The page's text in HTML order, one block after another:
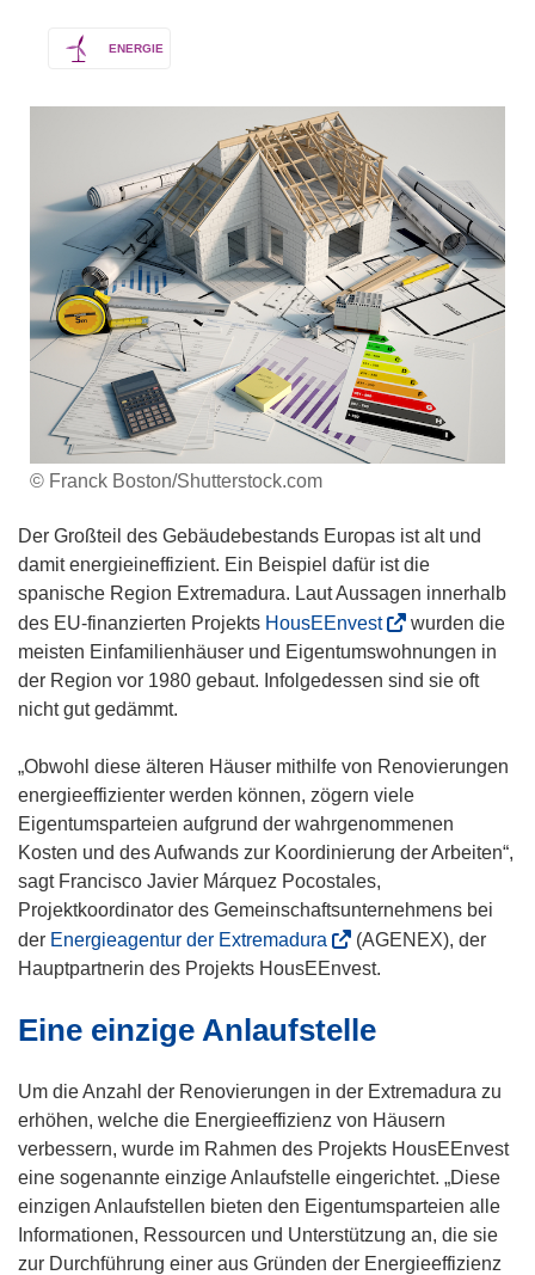
ENERGIE
© Franck Boston/Shutterstock.com
Der Großteil des Gebäudebestands Europas ist alt und
damit energieineffizient. Ein Beispiel dafür ist die
spanische Region Extremadura. Laut Aussagen innerhalb
des EU-finanzierten Projekts HousEEnvest(
ö
f
e
t
i
n
e
u
s
e
wurden die
meisten Einfamilienhäuser und Eigentumswohnungen in
der Region vor 1980 gebaut. Infolgedessen sind sie oft
nicht gut gedämmt.
„Obwohl diese älteren Häuser mithilfe von Renovierungen
energieeffizienter werden können, zögern viele
Eigentumsparteien aufgrund der wahrgenommenen
Kosten und des Aufwands zur Koordinierung der Arbeiten“,
sagt Francisco Javier Márquez Pocostales,
Projektkoordinator des Gemeinschaftsunternehmens bei
der Energieagentur der Extremadura
ö
f
i
(AGENEX), der
Hauptpartnerin des Projekts HousEEnvest.
Eine einzige Anlaufstelle
Um die Anzahl der Renovierungen in der Extremadura zu
erhöhen, welche die Energieeffizienz von Häusern
verbessern, wurde im Rahmen des Projekts HousEEnvest
eine sogenannte einzige Anlaufstelle eingerichtet. „Diese
einzigen Anlaufstellen bieten den Eigentumsparteien alle
Informationen, Ressourcen und Unterstützung an, die sie
zur Durchführung einer aus Gründen der Energieeffizienz